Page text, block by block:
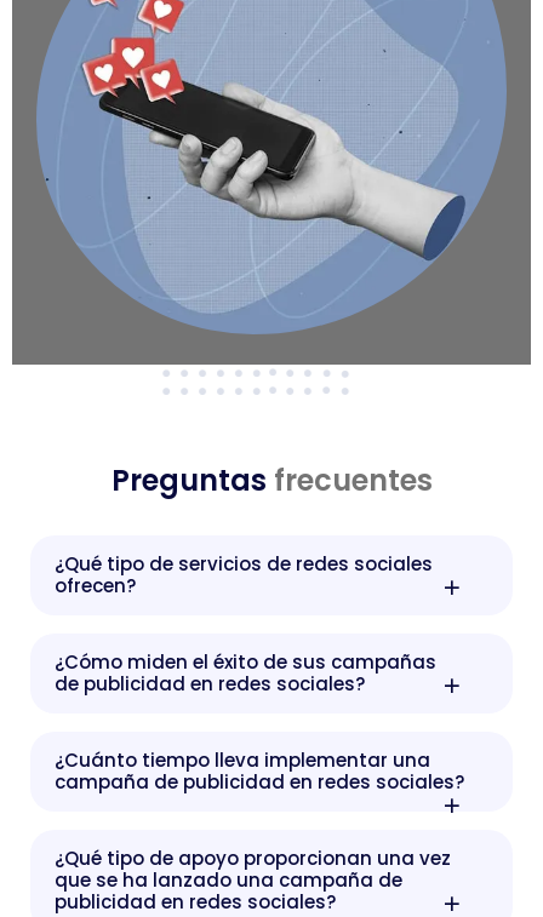
Preguntas frecuentes
¿Qué tipo de servicios de redes sociales
ofrecen?
¿Cómo miden el éxito de sus campañas
de publicidad en redes sociales?
¿Cuánto tiempo lleva implementar una
campaña de publicidad en redes sociales?
¿Qué tipo de apoyo proporcionan una vez
que se ha lanzado una campaña de
publicidad en redes sociales?